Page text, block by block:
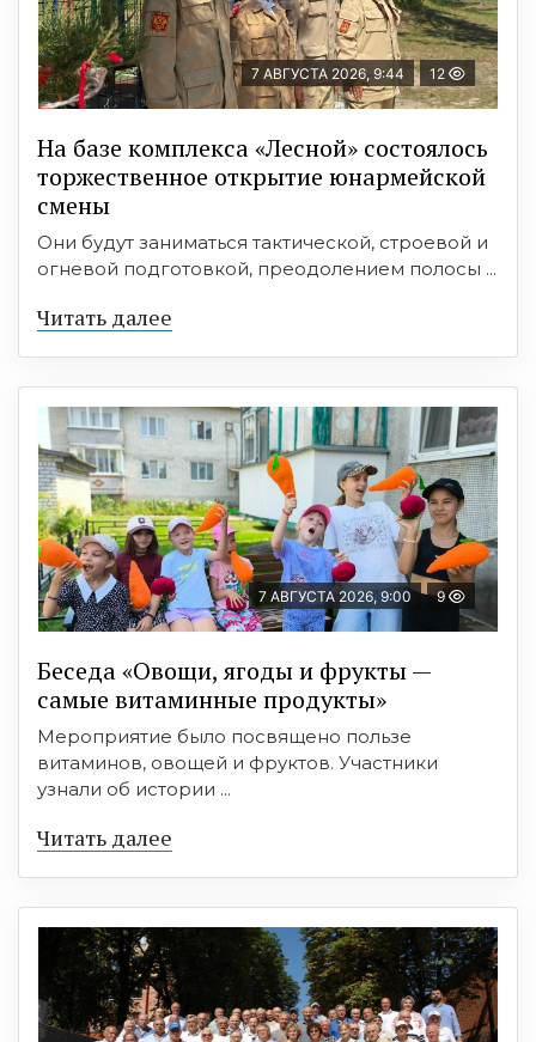
7 АВГУСТА 2026, 9:44 12
На базе комплекса «Лесной» состоялось
торжественное открытие юнармейской
смены
Они будут заниматься тактической, строевой и
огневой подготовкой, преодолением полосы ...
Читать далее
7 АВГУСТА 2026, 9:00 9
Беседа «Овощи, ягоды и фрукты —
самые витаминные продукты»
Мероприятие было посвящено пользе
витаминов, овощей и фруктов. Участники
узнали об истории ...
Читать далее